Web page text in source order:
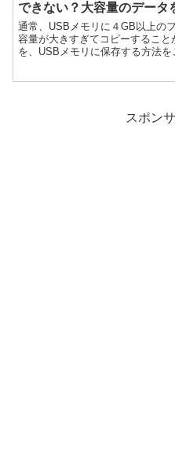
できない？大容量のデータ
通常、USBメモリに４GB以上の
容量が大きすぎてコピーするこ
を、USBメモリに保存する方法を
スポン